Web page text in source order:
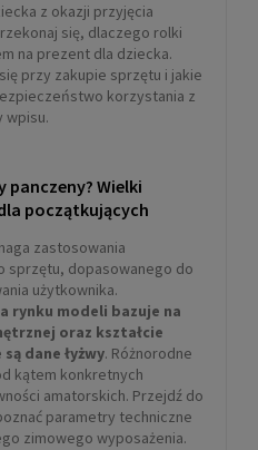
z okazji przyjęcia
się, dlaczego rolki
na prezent dla dziecka.
przy zakupie sprzętu i jakie
korzystania z
wpisu.
Wielki
początkujących
zastosowania
sprzętu, dopasowanego do
użytkownika.
rynku modeli bazuje na
oraz kształcie
dane łyżwy. Różnorodne
kątem konkretnych
amatorskich. Przejdź do
parametry techniczne
zimowego wyposażenia.